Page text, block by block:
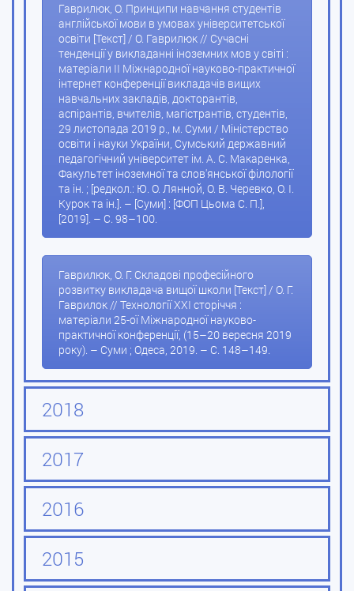
Гаврилюк, О. Принципи навчання студентів
англійської мови в умовах університетської
освіти [Текст] / О. Гаврилюк // Сучасні
тенденції у викладанні іноземних мов у світі :
матеріали II Міжнародної науково-практичної
інтернет конференції викладачів вищих
навчальних закладів, докторантів,
аспірантів, вчителів, магістрантів, студентів,
29 листопада 2019 р., м. Суми / Міністерство
освіти і науки України, Сумський державний
педагогічний університет ім. А. С. Макаренка,
Факультет іноземної та слов'янської філології
та ін. ; [редкол.: Ю. О. Лянной, О. В. Черевко, О. І.
Курок та ін.]. – [Суми] : [ФОП Цьома С. П.],
[2019]. – С. 98–100.
Гаврилюк, О. Г. Складові професійного
розвитку викладача вищої школи [Текст] / О. Г.
Гаврилок // Технології XXI сторіччя :
матеріали 25-ої Міжнародної науково-
практичної конференції, (15–20 вересня 2019
року). – Суми ; Одеса, 2019. – С. 148–149.
2018
2017
2016
2015